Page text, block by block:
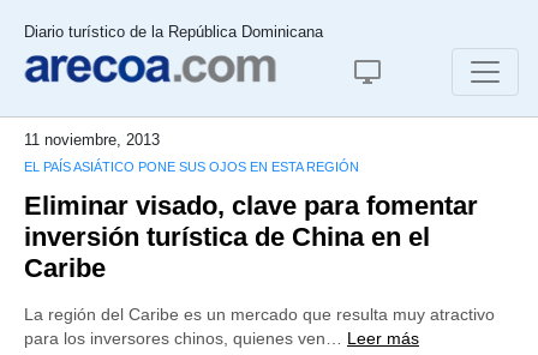
Diario turístico de la República Dominicana
11 noviembre, 2013
EL PAÍS ASIÁTICO PONE SUS OJOS EN ESTA REGIÓN
Eliminar visado, clave para fomentar
inversión turística de China en el
Caribe
La región del Caribe es un mercado que resulta muy atractivo
para los inversores chinos, quienes ven… Leer más